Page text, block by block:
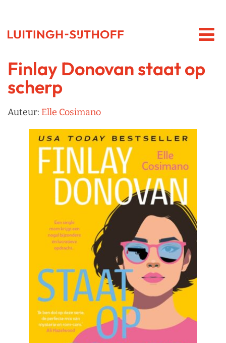
Finlay Donovan staat op
scherp
Auteur: Elle Cosimano